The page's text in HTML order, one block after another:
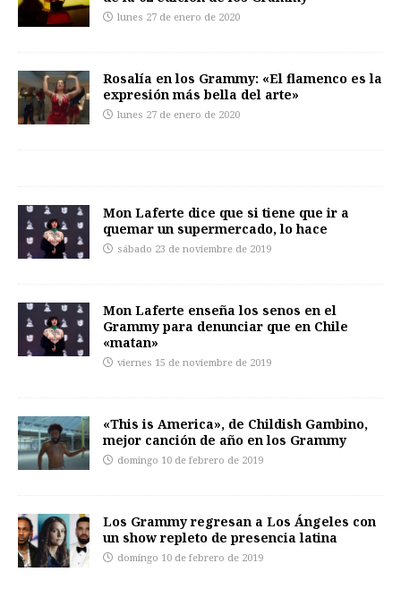
lunes 27 de enero de 2020
Rosalía en los Grammy: «El flamenco es la
expresión más bella del arte»
lunes 27 de enero de 2020
Mon Laferte dice que si tiene que ir a
quemar un supermercado, lo hace
sábado 23 de noviembre de 2019
Mon Laferte enseña los senos en el
Grammy para denunciar que en Chile
«matan»
viernes 15 de noviembre de 2019
«This is America», de Childish Gambino,
mejor canción de año en los Grammy
domingo 10 de febrero de 2019
Los Grammy regresan a Los Ángeles con
un show repleto de presencia latina
domingo 10 de febrero de 2019